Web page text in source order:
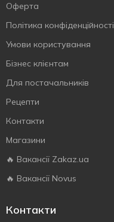
Оферта
Політика конфіденційності
Умови користування
Бізнес клієнтам
Для постачальників
Рецепти
Контакти
Магазини
🔥 Вакансії Zakaz.ua
🔥 Вакансії Novus
Контакти